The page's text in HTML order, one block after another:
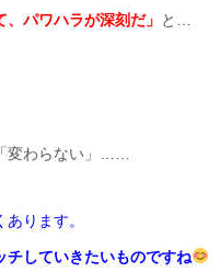
パワハラが深刻だ」 と…
変わらない」……
ります。
チしていきたいものですね